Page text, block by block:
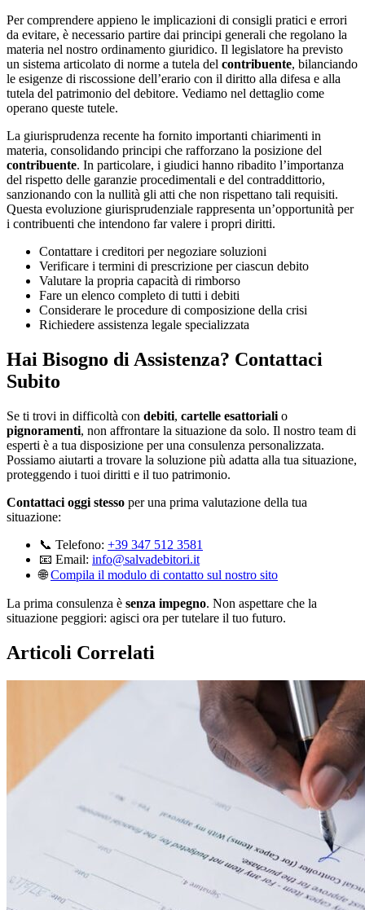
Per comprendere appieno le implicazioni di consigli pratici e errori
da evitare, è necessario partire dai principi generali che regolano la
materia nel nostro ordinamento giuridico. Il legislatore ha previsto
un sistema articolato di norme a tutela del contribuente, bilanciando
le esigenze di riscossione dell’erario con il diritto alla difesa e alla
tutela del patrimonio del debitore. Vediamo nel dettaglio come
operano queste tutele.
La giurisprudenza recente ha fornito importanti chiarimenti in
materia, consolidando principi che rafforzano la posizione del
contribuente. In particolare, i giudici hanno ribadito l’importanza
del rispetto delle garanzie procedimentali e del contraddittorio,
sanzionando con la nullità gli atti che non rispettano tali requisiti.
Questa evoluzione giurisprudenziale rappresenta un’opportunità per
i contribuenti che intendono far valere i propri diritti.
Contattare i creditori per negoziare soluzioni
Verificare i termini di prescrizione per ciascun debito
Valutare la propria capacità di rimborso
Fare un elenco completo di tutti i debiti
Considerare le procedure di composizione della crisi
Richiedere assistenza legale specializzata
Hai Bisogno di Assistenza? Contattaci
Subito
Se ti trovi in difficoltà con debiti, cartelle esattoriali o
pignoramenti, non affrontare la situazione da solo. Il nostro team di
esperti è a tua disposizione per una consulenza personalizzata.
Possiamo aiutarti a trovare la soluzione più adatta alla tua situazione,
proteggendo i tuoi diritti e il tuo patrimonio.
Contattaci oggi stesso per una prima valutazione della tua
situazione:
📞 Telefono: +39 347 512 3581
📧 Email: info@salvadebitori.it
🌐Compila il modulo di contatto sul nostro sito
La prima consulenza è senza impegno. Non aspettare che la
situazione peggiori: agisci ora per tutelare il tuo futuro.
Articoli Correlati